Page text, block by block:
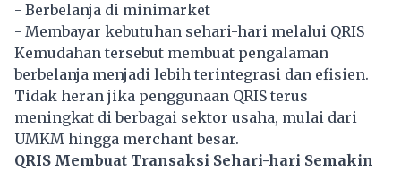
- Berbelanja di minimarket
- Membayar kebutuhan sehari-hari melalui QRIS
Kemudahan tersebut membuat pengalaman
berbelanja menjadi lebih terintegrasi dan efisien.
Tidak heran jika penggunaan QRIS terus
meningkat di berbagai sektor usaha, mulai dari
UMKM hingga merchant besar.
QRIS Membuat Transaksi Sehari-hari Semakin